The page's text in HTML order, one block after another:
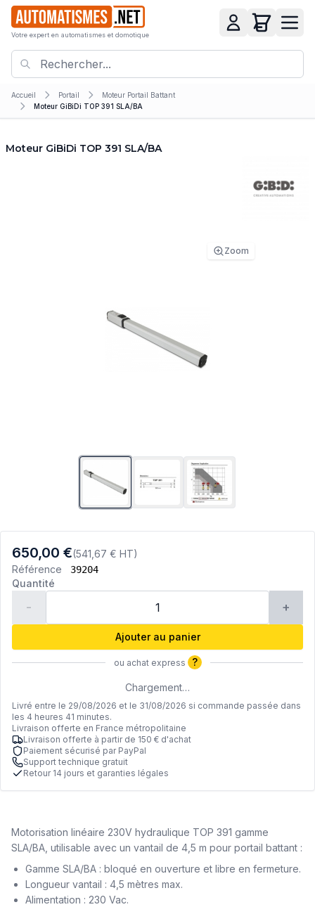
Votre expert en automatismes et domotique
Accueil Portail
Moteur Portail Battant
Moteur GiBiDi TOP 391 SLA/BA
Moteur GiBiDi TOP 391 SLA/BA
Zoom
650,00 €(541,67 € HT)
Référence
39204
Quantité
- +
Ajouter au panier
ou achat express ?
Chargement…
Livré entre le 29/08/2026 et le 31/08/2026 si commande passée dans
les 4 heures 41 minutes.
Livraison offerte en France métropolitaine
Livraison offerte à partir de 150 € d'achat
Paiement sécurisé par PayPal
Support technique gratuit
Retour 14 jours et garanties légales
Motorisation linéaire 230V hydraulique TOP 391 gamme
SLA/BA, utilisable avec un vantail de 4,5 m pour portail battant :
Gamme SLA/BA : bloqué en ouverture et libre en fermeture.
Longueur vantail : 4,5 mètres max.
Alimentation : 230 Vac.